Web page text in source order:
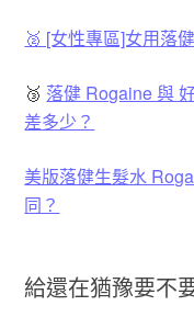
🥈 [女性專區]女用落
🥉 落健 Rogaine 與
差多少？
美版落健生髮水
同？
給還在猶豫要不